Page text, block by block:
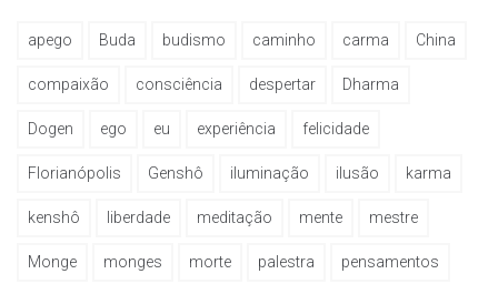
apego Buda budismo caminho carma China
compaixão consciência despertar Dharma
Dogen ego eu experiência felicidade
Florianópolis Genshô iluminação ilusão karma
kenshô liberdade meditação mente mestre
Monge monges morte palestra pensamentos